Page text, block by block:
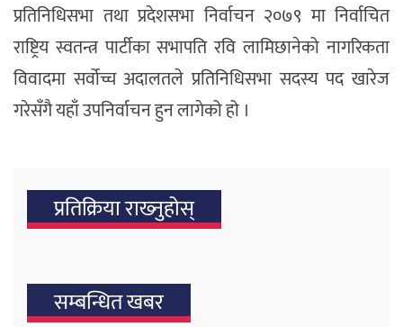
प्रतिनिधिसभा तथा प्रदेशसभा निर्वाचन २०७९ मा निर्वाचित
राष्ट्रिय स्वतन्त्र पार्टीका सभापति रवि लामिछानेको नागरिकता
विवादमा सर्वोच्च अदालतले प्रतिनिधिसभा सदस्य पद खारेज
गरेसँगै यहाँ उपनिर्वाचन हुन लागेको हो ।
प्रतिक्रिया राख्‍नुहोस्
सम्बन्धित खबर